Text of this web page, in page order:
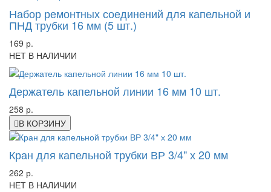
Набор ремонтных соединений для капельной и
ПНД трубки 16 мм (5 шт.)
169 р.
НЕТ В НАЛИЧИИ
Держатель капельной линии 16 мм 10 шт.
258 р.
В КОРЗИНУ
Кран для капельной трубки ВР 3/4" х 20 мм
262 р.
НЕТ В НАЛИЧИИ